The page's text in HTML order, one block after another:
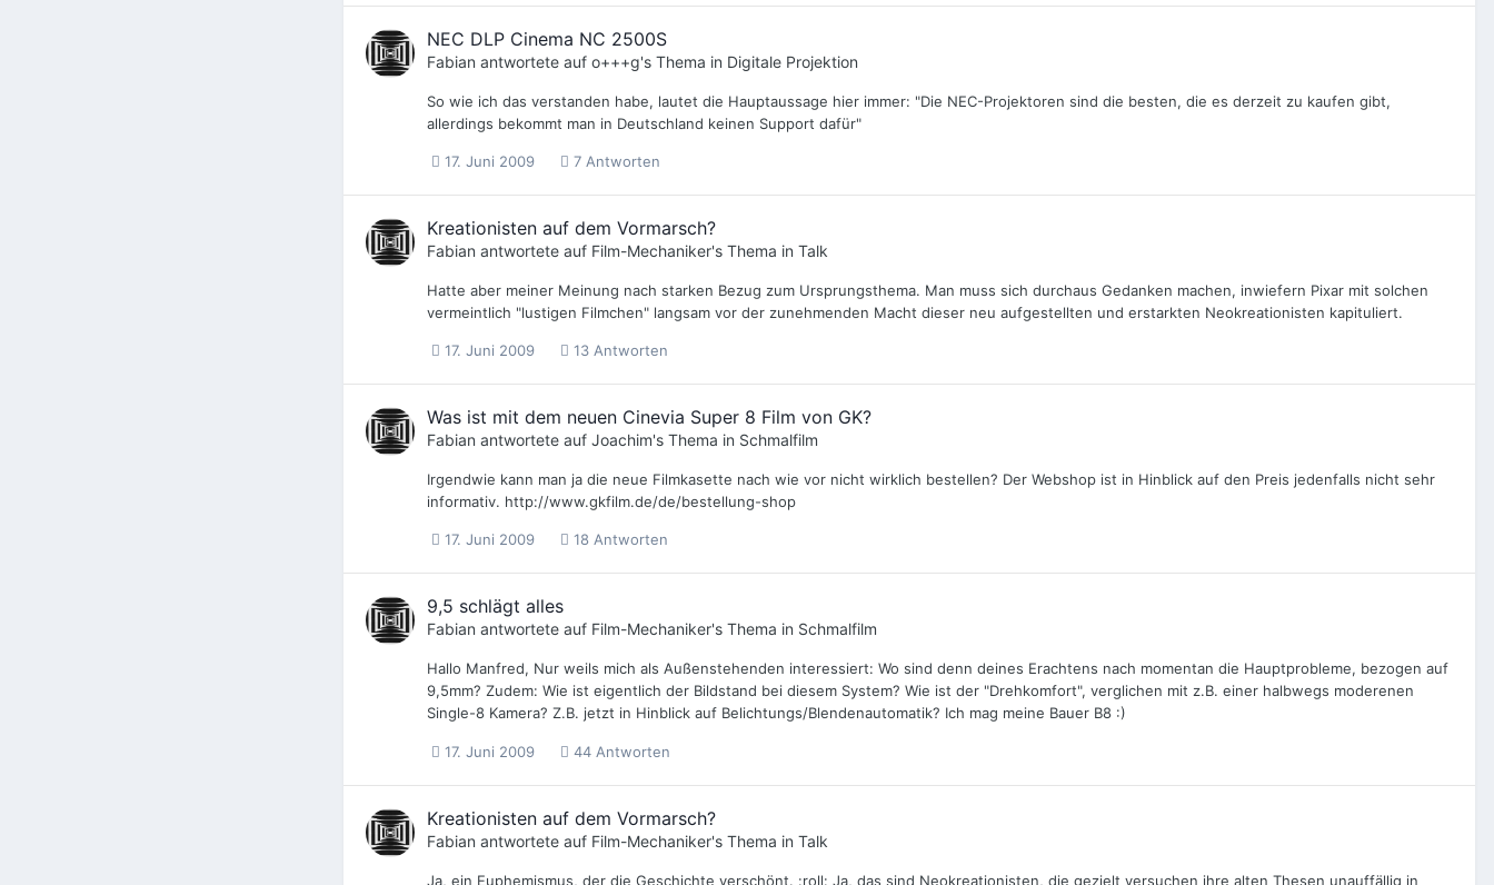
NEC DLP Cinema NC 2500S
Fabian antwortete auf o+++g's Thema in Digitale Projektion
So wie ich das verstanden habe, lautet die Hauptaussage hier immer: "Die NEC-Projektoren sind die besten, die es derzeit zu kaufen gibt,
allerdings bekommt man in Deutschland keinen Support dafür"
17. Juni 2009 7 Antworten
Kreationisten auf dem Vormarsch?
Fabian antwortete auf Film-Mechaniker's Thema in Talk
Hatte aber meiner Meinung nach starken Bezug zum Ursprungsthema. Man muss sich durchaus Gedanken machen, inwiefern Pixar mit solchen
vermeintlich "lustigen Filmchen" langsam vor der zunehmenden Macht dieser neu aufgestellten und erstarkten Neokreationisten kapituliert.
17. Juni 2009 13 Antworten
Was ist mit dem neuen Cinevia Super 8 Film von GK?
Fabian antwortete auf Joachim's Thema in Schmalfilm
Irgendwie kann man ja die neue Filmkasette nach wie vor nicht wirklich bestellen? Der Webshop ist in Hinblick auf den Preis jedenfalls nicht sehr
informativ. http://www.gkfilm.de/de/bestellung-shop
17. Juni 2009 18 Antworten
9,5 schlägt alles
Fabian antwortete auf Film-Mechaniker's Thema in Schmalfilm
Hallo Manfred, Nur weils mich als Außenstehenden interessiert: Wo sind denn deines Erachtens nach momentan die Hauptprobleme, bezogen auf
9,5mm? Zudem: Wie ist eigentlich der Bildstand bei diesem System? Wie ist der "Drehkomfort", verglichen mit z.B. einer halbwegs moderenen
Single-8 Kamera? Z.B. jetzt in Hinblick auf Belichtungs/Blendenautomatik? Ich mag meine Bauer B8 :)
17. Juni 2009 44 Antworten
Kreationisten auf dem Vormarsch?
Fabian antwortete auf Film-Mechaniker's Thema in Talk
Ja, ein Euphemismus, der die Geschichte verschönt. :roll: Ja, das sind Neokreationisten, die gezielt versuchen ihre alten Thesen unauffällig in